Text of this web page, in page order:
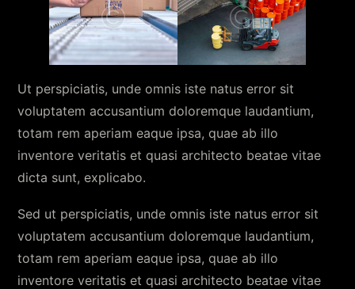
Ut perspiciatis, unde omnis iste natus error sit
voluptatem accusantium doloremque laudantium,
totam rem aperiam eaque ipsa, quae ab illo
inventore veritatis et quasi architecto beatae vitae
dicta sunt, explicabo.
Sed ut perspiciatis, unde omnis iste natus error sit
voluptatem accusantium doloremque laudantium,
totam rem aperiam eaque ipsa, quae ab illo
inventore veritatis et quasi architecto beatae vitae